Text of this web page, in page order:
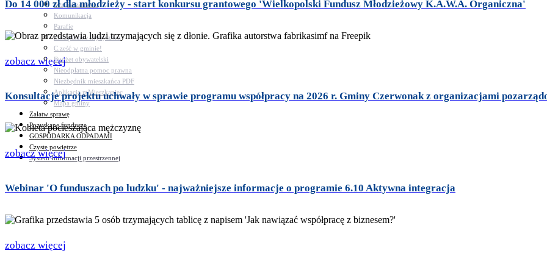
Bezpieczeństwo
Komunikacja
Parafie
Zarządzanie kryzysowe
C.ześć w gminie!
Budżet obywatelski
Nieodpłatna pomoc prawna
Niezbędnik mieszkańca PDF
Aplikacja mMieszkaniec
Mapa gminy
Załatw sprawę
Pozyskane fundusze
GOSPODARKA ODPADAMI
Czyste powietrze
System Informacji przestrzennej
Do 14 000 zł dla młodzieży - start konkursu grantowego 'Wielkopolski Fundusz Młodzieżowy K.A.W.A. Organiczna'
zobacz więcej
Konsultacje projektu uchwały w sprawie programu współpracy na 2026 r. Gminy Czerwonak z organizacjami
zobacz więcej
Webinar 'O funduszach po ludzku' - najważniejsze informacje o programie 6.10 Aktywna integracja
zobacz więcej